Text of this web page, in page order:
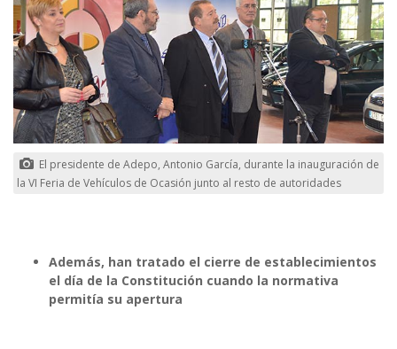
El presidente de Adepo, Antonio García, durante la inauguración de
la VI Feria de Vehículos de Ocasión junto al resto de autoridades
Además, han tratado el cierre de establecimientos
el día de la Constitución cuando la normativa
permitía su apertura